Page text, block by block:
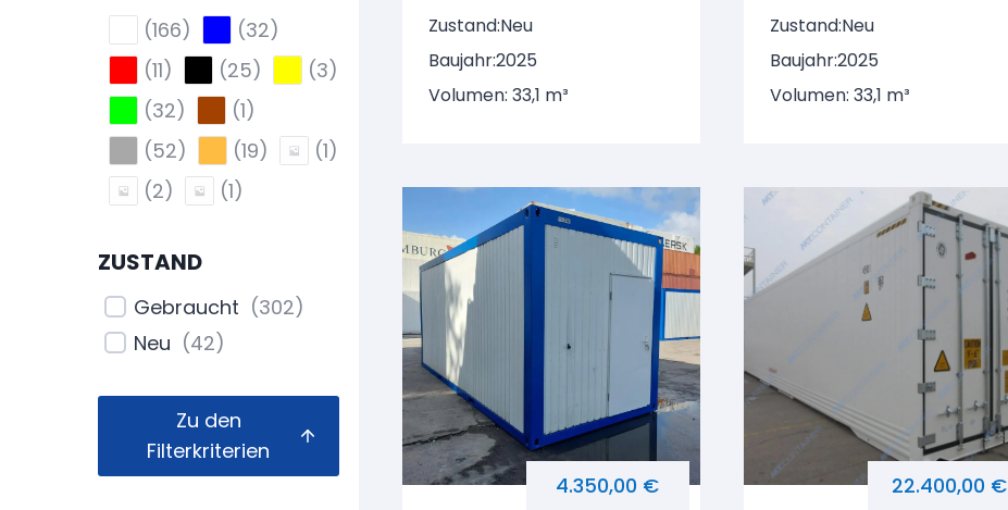
770398-2
Zustand:Neu
Baujahr:2025
Volumen: 33,1 m³
770398-2
Zustand:Neu
Baujahr:2025
Volumen: 33,1 m³
4.350,00 € 22.400,00 €
(166) (32)
(11) (25) (3)
(32) (1)
(52) (19) (1)
(2) (1)
ZUSTAND
Gebraucht (302)
Neu (42)
Zu den
Filterkriterien